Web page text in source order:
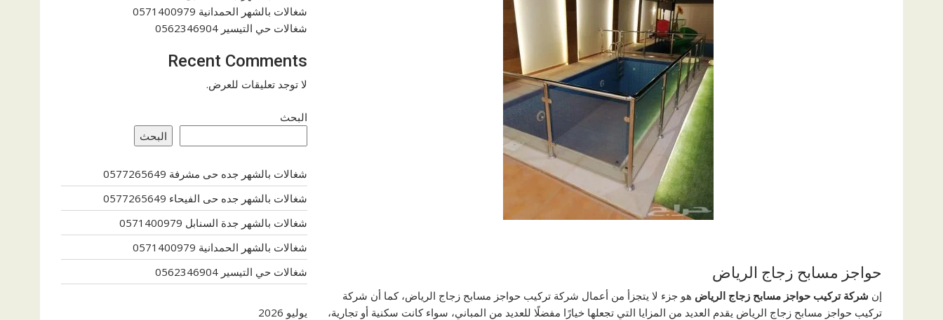
حواجز مسابح زجاج الرياض
إن شركة تركيب حواجز مسابح زجاج الرياض هو جزء لا يتجزأ من أعمال شركة تركيب حواجز مسابح زجاج الرياض، كما أن شركة
تركيب حواجز مسابح زجاج الرياض يقدم العديد من المزايا التي تجعلها خيارًا مفضلًا للعديد من المباني، سواء كانت سكنية أو تجارية،
شغالات بالشهر الحمدانية 0571400979
شغالات حي التيسير 0562346904
Recent Comments
لا توجد تعليقات للعرض.
البحث
البحث
شغالات بالشهر جده حى مشرفة 0577265649
شغالات بالشهر جده حى الفيحاء 0577265649
شغالات بالشهر جدة السنابل 0571400979
شغالات بالشهر الحمدانية 0571400979
شغالات حي التيسير 0562346904
يوليو 2026